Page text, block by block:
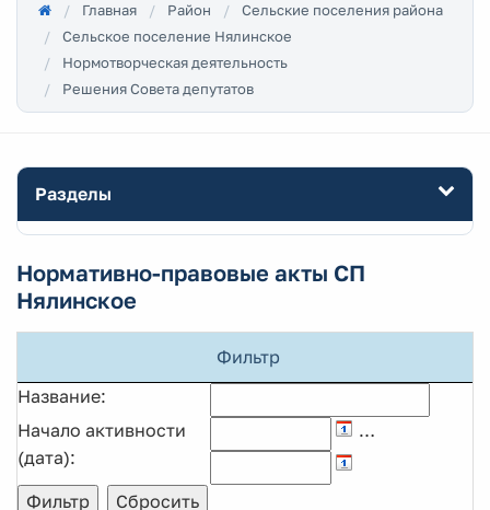
Главная Район
Сельские поселения района
Сельское поселение Нялинское
Нормотворческая деятельность
Решения Совета депутатов
Разделы
Нормативно-правовые акты СП
Нялинское
Фильтр
Название:
Начало активности
(дата):
…